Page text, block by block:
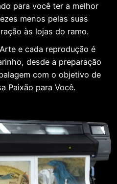
para você ter a melhor
menos pelas suas
às lojas do ramo.
e cada reprodução é
desde a preparação
com o objetivo de
Paixão para Você.